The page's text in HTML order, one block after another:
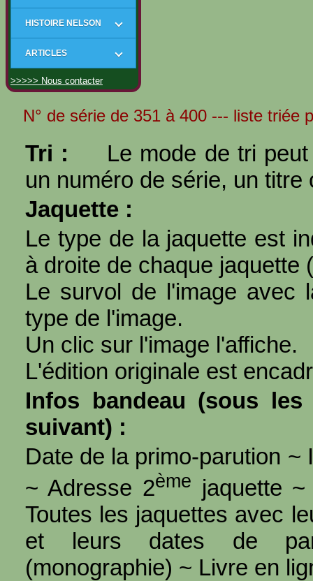
HISTOIRE NELSON
ARTICLES
>>>>> Nous contacter
N° de série de 351 à 400 --- liste triée
Tri :
Le mode de tri
un numéro de série, un titre
Jaquette :
Le type de la jaquette est
à droite de chaque jaquette (
Le survol de l'image avec
type de l'image.
Un clic sur l'image l'affiche.
L'édition originale est
Infos bandeau (sous
suivant) :
Date de la primo-parution ~
~ Adresse 2ème jaquette
Toutes les jaquettes avec
et leurs dates de
(monographie) ~ Livre en